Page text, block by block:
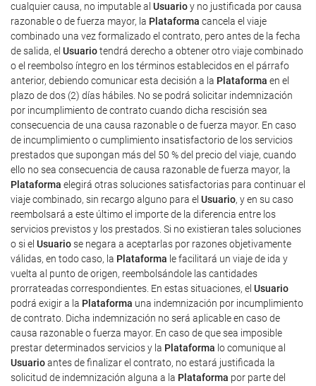
cualquier causa, no imputable al Usuarioy no justificada por causa
razonable o de fuerza mayor, la Plataforma cancela el viaje
combinado una vez formalizado el contrato, pero antes de la fecha
de salida, el Usuariotendrá derecho a obtener otro viaje combinado
o el reembolso íntegro en los términos establecidos en el párrafo
anterior, debiendo comunicar esta decisión a la Plataforma en el
plazo de dos (2) días hábiles. No se podrá solicitar indemnización
por incumplimiento de contrato cuando dicha rescisión sea
consecuencia de una causa razonable o de fuerza mayor. En caso
de incumplimiento o cumplimiento insatisfactorio de los servicios
prestados que supongan más del 50 % del precio del viaje, cuando
ello no sea consecuencia de causa razonable de fuerza mayor, la
Plataforma elegirá otras soluciones satisfactorias para continuar el
viaje combinado, sin recargo alguno para el Usuario, y en su caso
reembolsará a este último el importe de la diferencia entre los
servicios previstos y los prestados. Si no existieran tales soluciones
o si el Usuariose negara a aceptarlas por razones objetivamente
válidas, en todo caso, la Plataforma le facilitará un viaje de ida y
vuelta al punto de origen, reembolsándole las cantidades
prorrateadas correspondientes. En estas situaciones, el Usuario
podrá exigir a la Plataforma una indemnización por incumplimiento
de contrato. Dicha indemnización no será aplicable en caso de
causa razonable o fuerza mayor. En caso de que sea imposible
prestar determinados servicios y la Plataforma lo comunique al
Usuarioantes de finalizar el contrato, no estará justificada la
solicitud de indemnización alguna a la Plataforma por parte del